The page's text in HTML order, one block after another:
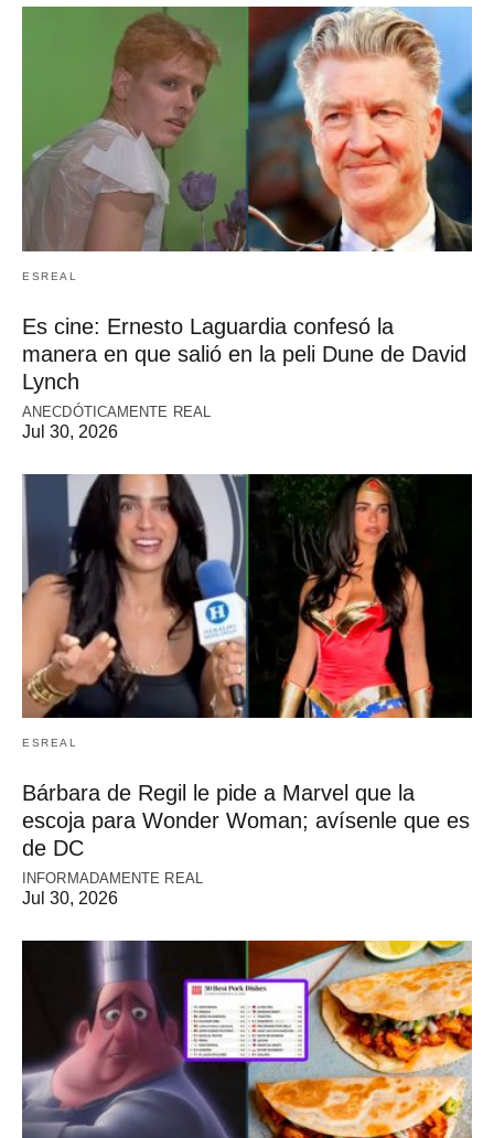
ESREAL
Es cine: Ernesto Laguardia confesó la
manera en que salió en la peli Dune de David
Lynch
ANECDÓTICAMENTE REAL
Jul 30, 2026
ESREAL
Bárbara de Regil le pide a Marvel que la
escoja para Wonder Woman; avísenle que es
de DC
INFORMADAMENTE REAL
Jul 30, 2026